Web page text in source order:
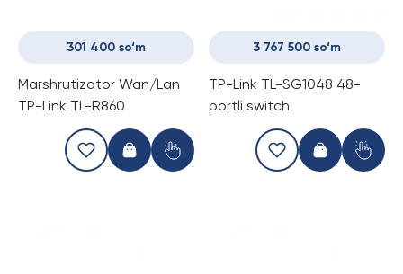
301 400 so‘m
Marshrutizator Wan/Lan
TP-Link TL-R860
3 767 500 so‘m
TP-Link TL-SG1048 48-
portli switch